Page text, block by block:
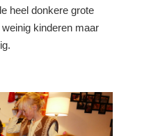
heel donkere grote
kinderen maar